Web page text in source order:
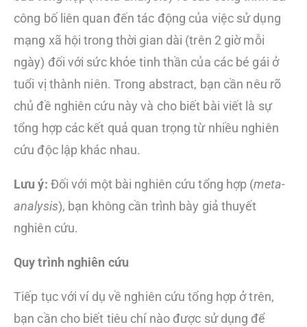
công bố liên quan đến tác động của việc sử dụng
mạng xã hội trong thời gian dài (trên 2 giờ mỗi
ngày) đối với sức khỏe tinh thần của các bé gái ở
tuổi vị thành niên. Trong abstract, bạn cần nêu rõ
chủ đề nghiên cứu này và cho biết bài viết là sự
tổng hợp các kết quả quan trọng từ nhiều nghiên
cứu độc lập khác nhau.
Lưu ý: Đối với một bài nghiên cứu tổng hợp (meta-
analysis), bạn không cần trình bày giả thuyết
nghiên cứu.
Quy trình nghiên cứu
Tiếp tục với ví dụ về nghiên cứu tổng hợp ở trên,
bạn cần cho biết tiêu chí nào được sử dụng để